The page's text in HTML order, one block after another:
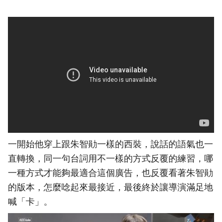
一開始他穿上跟朱智勛一樣的西裝，說話的語氣也一
直轉換，同一句台詞用不一樣的方式反覆的練習，哪
一種方式才能夠最適合這個廣告，也反覆看著朱智勛
的版本，怎麼唸起來最接近，最後終於讓導演滿足地
喊「卡」。